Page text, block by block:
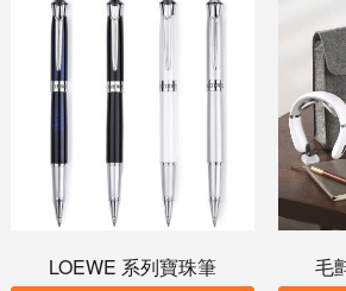
LOEWE 系列寶珠筆 毛